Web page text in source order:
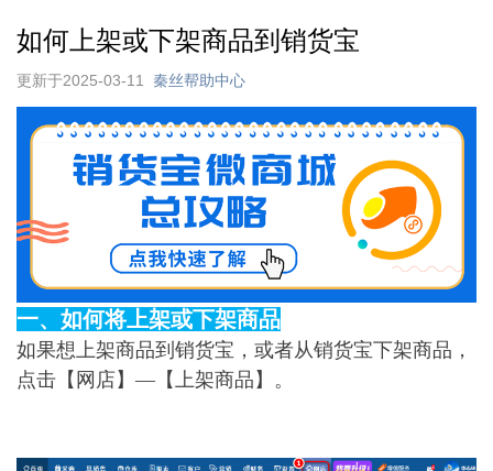
如何上架或下架商品到销货宝
更新于2025-03-11 秦丝帮助中心
一、如何将上架或下架商品
如果想上架商品到销货宝，或者从销货宝下架商品，
点击【网店】—【上架商品】。